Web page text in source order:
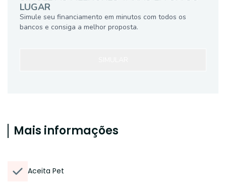
LUGAR
Simule seu financiamento em minutos com todos os
bancos e consiga a melhor proposta.
Mais informações
Aceita Pet